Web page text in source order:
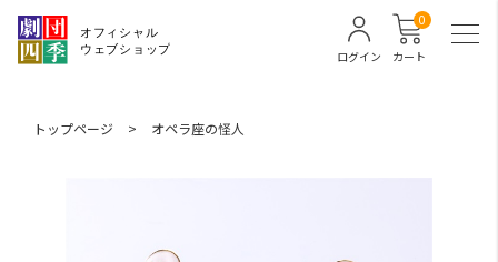
カート
0
ログイン
トップページ > オペラ座の怪人